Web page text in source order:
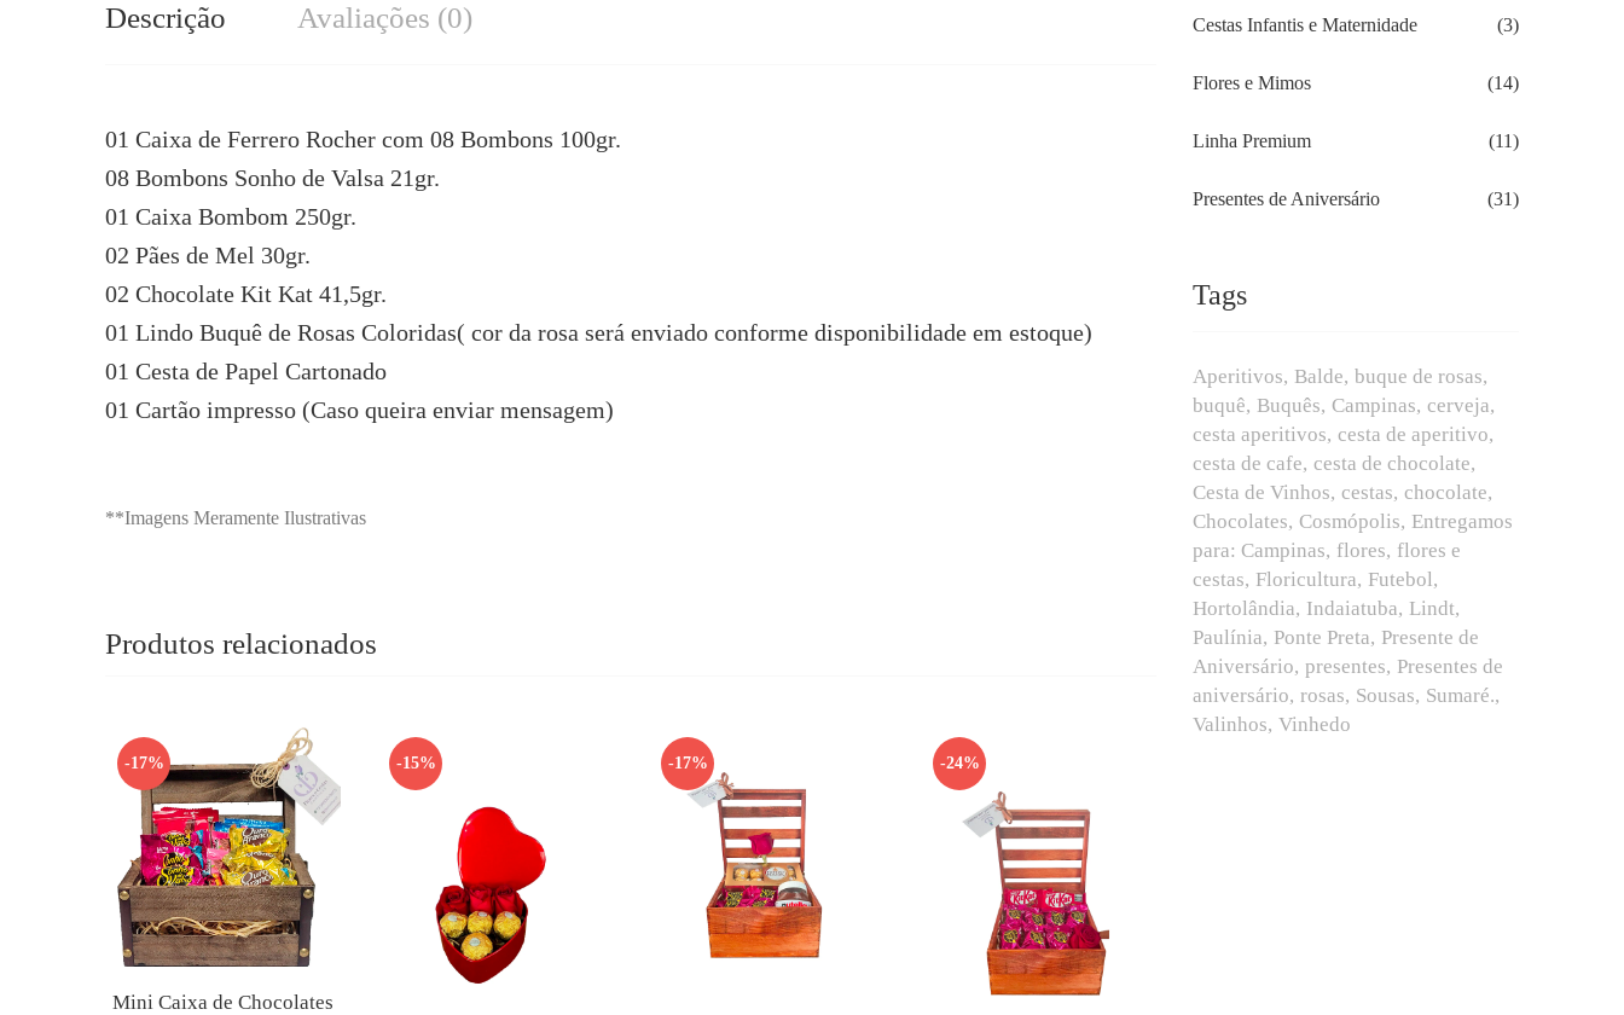
Descrição Avaliações (0)
01 Caixa de Ferrero Rocher com 08 Bombons 100gr.
08 Bombons Sonho de Valsa 21gr.
01 Caixa Bombom 250gr.
02 Pães de Mel 30gr.
02 Chocolate Kit Kat 41,5gr.
01 Lindo Buquê de Rosas Coloridas( cor da rosa será enviado conforme disponibilidade em estoque)
01 Cesta de Papel Cartonado
01 Cartão impresso (Caso queira enviar mensagem)
**Imagens Meramente Ilustrativas
Produtos relacionados
-17%
Mini Caixa de Chocolates
-15% -17% -24%
Cestas Infantis e Maternidade (3)
Flores e Mimos (14)
Linha Premium (11)
Presentes de Aniversário (31)
Tags
Aperitivos Balde buque de rosas
buquê Buquês Campinas cerveja
cesta aperitivos cesta de aperitivo
cesta de cafe cesta de chocolate
Cesta de Vinhos cestas chocolate
Chocolates Cosmópolis Entregamos
para: Campinas flores flores e
cestas Floricultura Futebol
Hortolândia Indaiatuba Lindt
Paulínia Ponte Preta Presente de
Aniversário presentes Presentes de
aniversário rosas Sousas Sumaré.
Valinhos Vinhedo